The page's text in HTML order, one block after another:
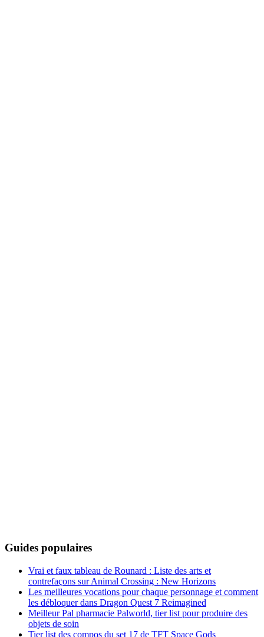
Guides populaires
Vrai et faux tableau de Rounard : Liste des arts et
contrefaçons sur Animal Crossing : New Horizons
Les meilleures vocations pour chaque personnage et comment
les débloquer dans Dragon Quest 7 Reimagined
Meilleur Pal pharmacie Palworld, tier list pour produire des
objets de soin
Tier list des compos du set 17 de TFT Space Gods